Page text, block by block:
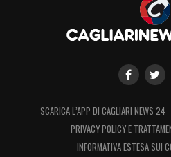
SCARICA L’APP DI CAGLIARI NEWS 24
PRIVACY POLICY E
INFORMATIVA ESTESA SUI